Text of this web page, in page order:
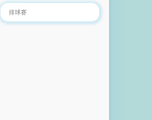
排球赛